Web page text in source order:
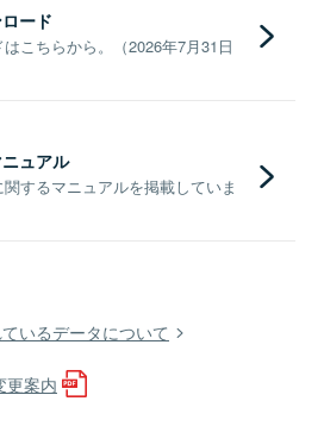
ード
こちらから。（2026年7月31日
ュアル
するマニュアルを掲載していま
いるデータについて
更案内